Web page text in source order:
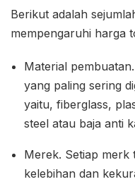
Berikut adalah
mempengaruhi harga
Material
yang paling sering
yaitu, fiberglass,
steel atau baja anti
Merek. Setiap merk
kelebihan dan